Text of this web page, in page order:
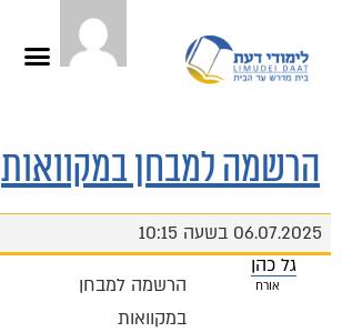
הרשמה למבחן במקוואות
06.07.2025 בשעה 10:15
גל כהן
אורח
הרשמה למבחן
במקוואות